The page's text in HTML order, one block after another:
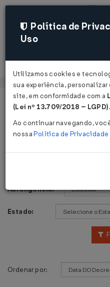
Página Inicial Legislações
Legislações
Abrangência:
Estado:
Ordenar por:
Política de
Uso
Utilizamos cookies e
sua experiência,
site, em conformidade com a
(Lei nº 13.709/2018 – LGPD).
Ao continuar navegando,
nossaPolítica de Privacidade